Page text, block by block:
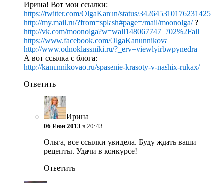
Ирина! Вот мои ссылки:
https://twitter.com/OlgaKanun/status/342645310176231425
http://my.mail.ru/?from=splash#page=/mail/moonolga/?
http://vk.com/moonolga?w=wall148067747_702%2Fall
https://www.facebook.com/OlgaKanunnikova
http://www.odnoklassniki.ru/?_erv=viewlyirbwpynedra
А вот ссылка с блога:
http://kanunnikovao.ru/spasenie-krasoty-v-nashix-rukax/
Ответить
Ирина
06 Июн 2013 в 20:43
Ольга, все ссылки увидела. Буду ждать ваши
рецепты. Удачи в конкурсе!
Ответить